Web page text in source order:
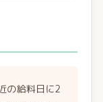
の給料日に2